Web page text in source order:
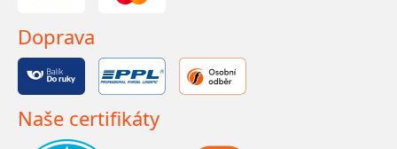
Doprava
Naše certifikáty